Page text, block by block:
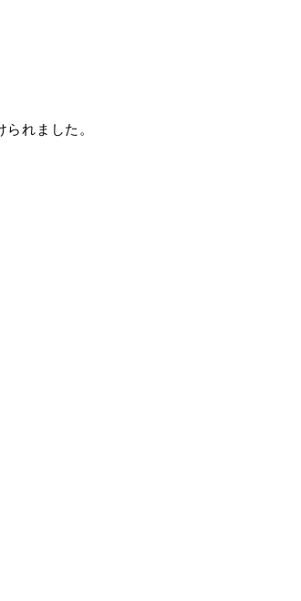
れました。